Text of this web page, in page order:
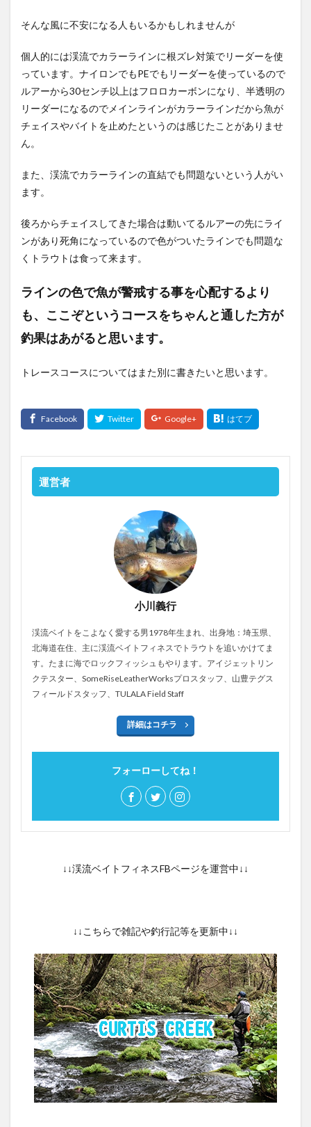
そんな風に不安になる人もいるかもしれませんが
個人的には渓流でカラーラインに根ズレ対策でリーダーを使
っています。ナイロンでもPEでもリーダーを使っているので
ルアーから30センチ以上はフロロカーボンになり、半透明の
リーダーになるのでメインラインがカラーラインだから魚が
チェイスやバイトを止めたというのは感じたことがありませ
ん。
また、渓流でカラーラインの直結でも問題ないという人がい
ます。
後ろからチェイスしてきた場合は動いてるルアーの先にライ
ンがあり死角になっているので色がついたラインでも問題な
くトラウトは食って来ます。
ラインの色で魚が警戒する事を心配するより
も、ここぞというコースをちゃんと通した方が
釣果はあがると思います。
トレースコースについてはまた別に書きたいと思います。
運営者
小川義行
渓流ベイトをこよなく愛する男1978年生まれ、出身地：埼玉県、
北海道在住、主に渓流ベイトフィネスでトラウトを追いかけてま
す。たまに海でロックフィッシュもやります。アイジェットリン
クテスター、SomeRiseLeatherWorksプロスタッフ、山豊テグス
フィールドスタッフ、TULALA Field Staff
詳細はコチラ
フォーローしてね！
↓↓渓流ベイトフィネスFBページを運営中↓↓
↓↓こちらで雑記や釣行記等を更新中↓↓